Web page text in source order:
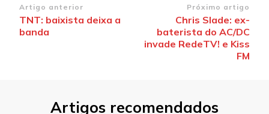
Navegação
de
Artigo anterior
TNT: baixista deixa a
banda
Próximo artigo
Chris Slade: ex-
baterista do AC/DC
invade RedeTV! e Kiss
FM
Artigos recomendados